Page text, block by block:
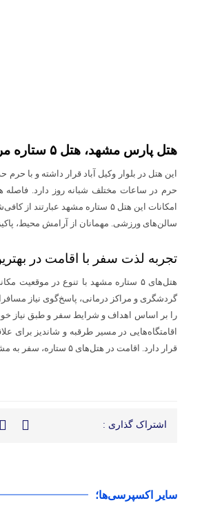
هتل پارس مشهد، هتل ۵ ستاره مرکز شهر
امکانات این هتل ۵ ستاره مشهد
سالن‌های ورزشی. مهمانان از آرامش محیط،
تجربه لذت سفر با اقامت در بهترین
هتل‌های ۵ ستاره مشهد با تنوع در
را بر اساس اهداف و شرایط سفر و طبق نیاز خود
اقامتگاه‌هایی در مسیر طرقبه و شاندیز برای
قرار دارد. اقامت در هتل‌های ۵ ستاره، سفر به مشهد را به تجربه‌ای خوشایند و به‌یادماندنی تبدیل می‌کند.
اشتراک گذاری :
سایر اکسپرسی‌ها؛